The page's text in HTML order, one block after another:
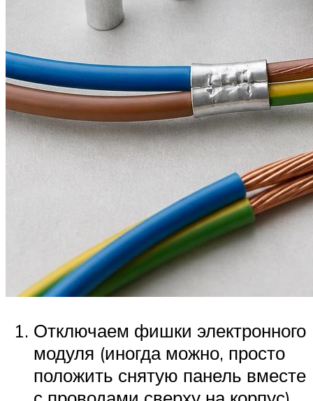
Отключаем фишки электронного
модуля (иногда можно, просто
положить снятую панель вместе